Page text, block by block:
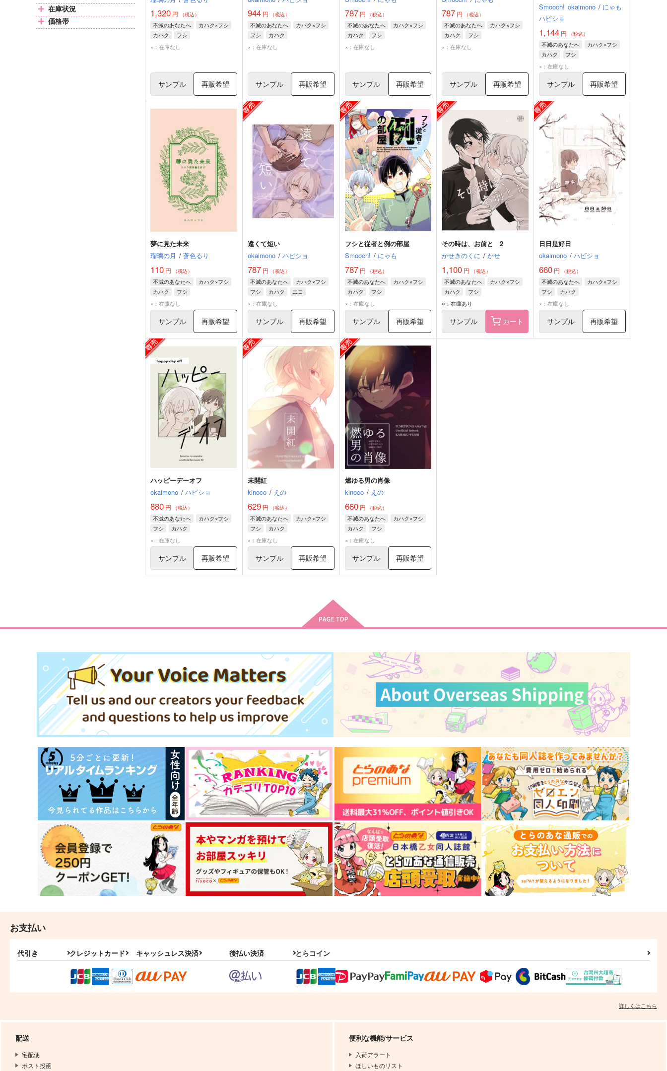
在庫状況
価格帯
1,320 円 （税込）
不滅のあなたへ
カハク×フシ
カハク
フシ
×：在庫なし
サンプル 再販希望
944円 （税込）
不滅のあなたへ
カハク×フシ
フシ
カハク
×：在庫なし
サンプル 再販希望
787円 （税込）
不滅のあなたへ
カハク×フシ
カハク
フシ
×：在庫なし
サンプル 再販希望
787 円 （税込）
不滅のあなたへ
カハク×フシ
カハク
フシ
×：在庫なし
サンプル 再販希望
Smooch! okaimono / にゃも
ハピショ
1,144 円 （税込）
不滅のあなたへ
カハク×フシ
カハク
フシ
×：在庫なし
サンプル 再販希望
夢に見た未来
瑠璃の月 / 蒼色るり
110 円 （税込）
不滅のあなたへ
カハク×フシ
カハク
フシ
×：在庫なし
サンプル 再販希望
遠くて短い
okaimono / ハピショ
787円 （税込）
不滅のあなたへ
カハク×フシ
フシ
カハク
エコ
×：在庫なし
サンプル 再販希望
フシと従者と例の部屋
Smooch! / にゃも
787円 （税込）
不滅のあなたへ
カハク×フシ
カハク
フシ
×：在庫なし
サンプル 再販希望
その時は、お前と 2
かせきのくに / かせ
1,100 円 （税込）
不滅のあなたへ
カハク×フシ
カハク
フシ
○：在庫あり
サンプル カート
日日是好日
okaimono / ハピショ
660 円 （税込）
不滅のあなたへ
カハク×フシ
フシ
カハク
×：在庫なし
サンプル 再販希望
ハッピーデーオフ
okaimono / ハピショ
880 円 （税込）
不滅のあなたへ
カハク×フシ
フシ
カハク
×：在庫なし
サンプル 再販希望
未開紅
kinoco / えの
629円 （税込）
不滅のあなたへ
カハク×フシ
フシ
カハク
×：在庫なし
サンプル 再販希望
燃ゆる男の肖像
kinoco / えの
660円 （税込）
不滅のあなたへ
カハク×フシ
カハク
フシ
×：在庫なし
サンプル 再販希望
お支払い
代引き クレジットカード キャッシュレス決済 後払い決済 とらコイン
詳しくはこちら
配送
宅配便
ポスト投函
便利な機能/サービス
入荷アラート
ほしいものリスト